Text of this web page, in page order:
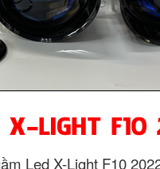
Led X-Light F10